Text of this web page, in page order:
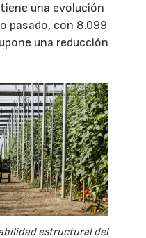
una evolución
pasado, con 8.099
una reducción
estructural del